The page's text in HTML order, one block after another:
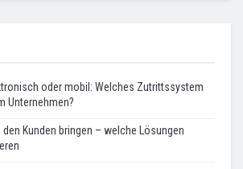
oder mobil: Welches Zutrittssystem
Unternehmen?
Kunden bringen – welche Lösungen